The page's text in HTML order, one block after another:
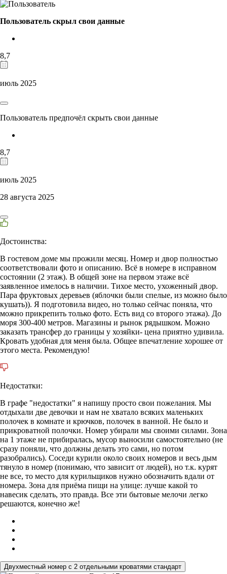
Пользователь скрыл свои данные
8,7
июль 2025
Пользователь предпочёл скрыть свои данные
8,7
июль 2025
28 августа 2025
Достоинства:
В гостевом доме мы прожили месяц. Номер и двор полностью
соответствовали фото и описанию. Всё в номере в исправном
состоянии (2 этаж). В общей зоне на первом этаже всё
заявленное имелось в наличии. Тихое место, ухоженный двор.
Пара фруктовых деревьев (яблочки были спелые, из можно было
кушать)). Я подготовила видео, но только сейчас поняла, что
можно прикрепить только фото. Есть вид со второго этажа). До
моря 300-400 метров. Магазины и рынок рядышком. Можно
заказать трансфер до границы у хозяйки- цена приятно удивила.
Кровать удобная для меня была. Общее впечатление хорошее от
этого места. Рекомендую!
Недостатки:
В графе "недостатки" я напишу просто свои пожелания. Мы
отдыхали две девочки и нам не хватало всяких маленьких
полочек в комнате и крючков, полочек в ванной. Не было и
прикроватной полочки. Номер убирали мы своими силами. Зона
на 1 этаже не прибиралась, мусор выносили самостоятельно (не
сразу поняли, что должны делать это сами, но потом
разобрались). Соседи курили около своих номеров и весь дым
тянуло в номер (понимаю, что зависит от людей), но т.к. курят
не все, то место для курильщиков нужно обозначить вдали от
номера. Зона для приёма пищи на улице: лучше какой то
навесик сделать, это правда. Все эти бытовые мелочи легко
решаются, конечно же!
Двухместный номер с 2 отдельными кроватями стандарт